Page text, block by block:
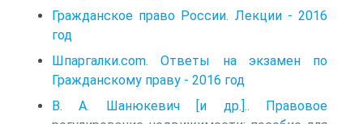
Гражданское право России. Лекции - 2016
год
Шпаргалки.com. Ответы на экзамен по
Гражданскому праву - 2016 год
В. А. Шанюкевич [и др.].. Правовое